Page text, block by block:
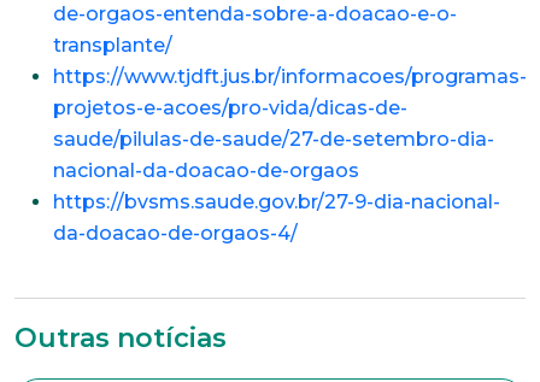
de-orgaos-entenda-sobre-a-doacao-e-o-
transplante/
https://www.tjdft.jus.br/informacoes/programas-
projetos-e-acoes/pro-vida/dicas-de-
saude/pilulas-de-saude/27-de-setembro-dia-
nacional-da-doacao-de-orgaos
https://bvsms.saude.gov.br/27-9-dia-nacional-
da-doacao-de-orgaos-4/
Outras notícias
Endereço